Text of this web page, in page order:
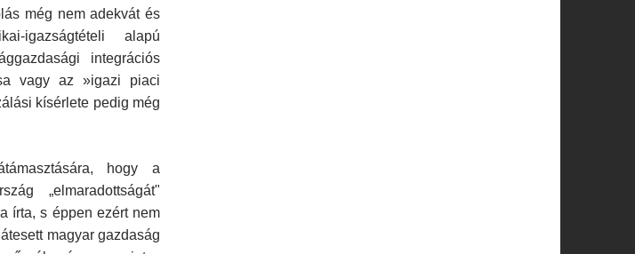
még nem adekvát és
igazságtételi alapú
integrációs
vagy az »igazi piaci
kísérlete pedig még
hogy a
„elmaradottságát"
írta, s éppen ezért nem
magyar gazdaság